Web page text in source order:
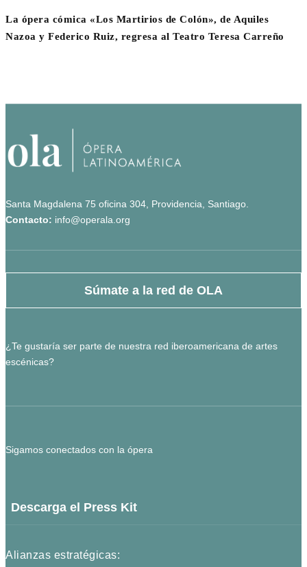
La ópera cómica «Los Martirios de Colón», de Aquiles
Nazoa y Federico Ruiz, regresa al Teatro Teresa Carreño
Santa Magdalena 75 oficina 304, Providencia, Santiago.
Contacto: info@operala.org
Súmate a la red de OLA
¿Te gustaría ser parte de nuestra red iberoamericana de artes
escénicas?
Sigamos conectados con la ópera
Descarga el Press Kit
Alianzas estratégicas: